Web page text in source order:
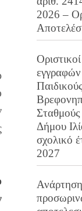
2026 –
Δήμου
σχολικό
2027
Ανάρτηση